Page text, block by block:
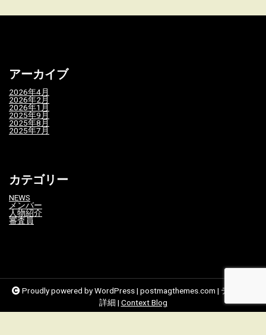
アーカイブ
2026年4月
2026年2月
2026年1月
2025年9月
2025年8月
2025年7月
カテゴリー
NEWS
メンバー
人物紹介
審査員
Proudly powered by WordPress| postmagthemes.com | テーマの
詳細 | Context Blog